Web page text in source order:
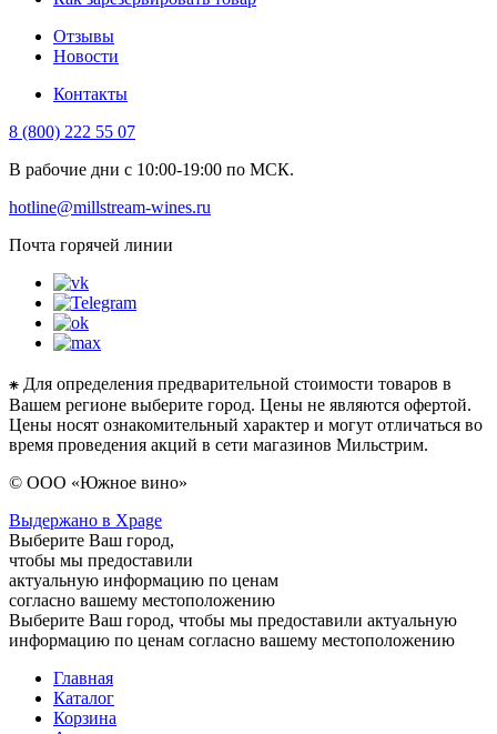
Отзывы
Новости
Контакты
8 (800) 222 55 07
В рабочие дни с 10:00-19:00 по МСК.
hotline@millstream-wines.ru
Почта горячей линии
⁕ Для определения предварительной стоимости товаров в
Вашем регионе выберите город. Цены не являются офертой.
Цены носят ознакомительный характер и могут отличаться во
время проведения акций в сети магазинов Мильстрим.
© ООО «Южное вино»
Выдержано в Xpage
Выберите Ваш город,
чтобы мы предоставили
актуальную информацию по ценам
согласно вашему местоположению
Выберите Ваш город, чтобы мы предоставили актуальную
информацию по ценам согласно вашему местоположению
Главная
Каталог
Корзина